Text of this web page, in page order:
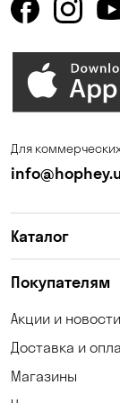
Для
Каталог
Покупателям
Акции и новости
Доставка и
Магазины